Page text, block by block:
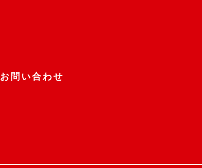
お問い合わせ